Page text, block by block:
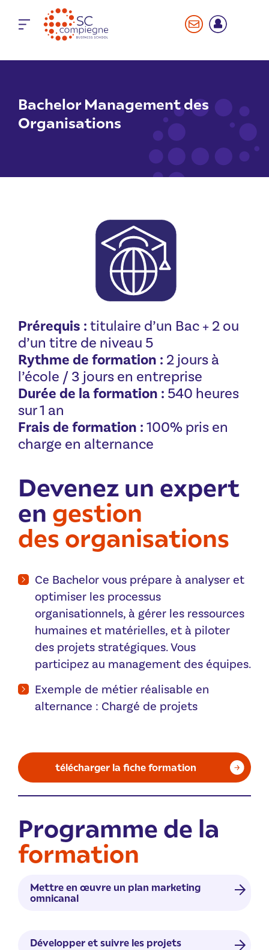
Bachelor Management des
Organisations
Prérequis :titulaire d’un Bac + 2 ou
d’un titre de niveau 5
Rythme de formation : 2 jours à
l’école / 3 jours en entreprise
Durée de la formation : 540 heures
sur 1 an
Frais de formation :100% pris en
charge en alternance
Devenez un expert
en gestion
des organisations
Ce Bachelor vous prépare à analyser et
optimiser les processus
organisationnels, à gérer les ressources
humaines et matérielles, et à piloter
des projets stratégiques. Vous
participez au management des équipes.
Exemple de métier réalisable en
alternance : Chargé de projets
télécharger la fiche formation
Programme de la
formation
Mettre en œuvre un plan marketing
omnicanal
Réaliser des études de marché et de la
Développer et suivre les projets